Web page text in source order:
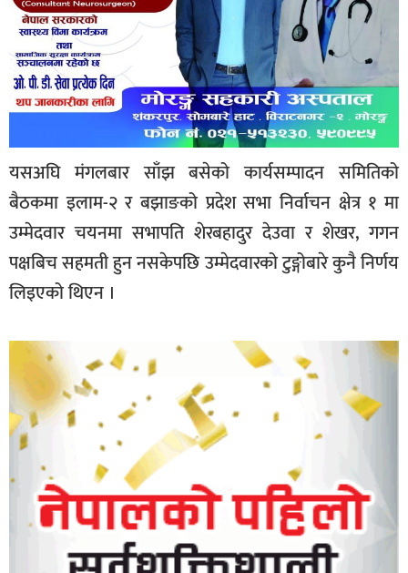
यसअघि मंगलबार साँझ बसेको कार्यसम्पादन समितिको
बैठकमा इलाम-२ र बझाङको प्रदेश सभा निर्वाचन क्षेत्र १ मा
उम्मेदवार चयनमा सभापति शेरबहादुर देउवा र शेखर, गगन
पक्षबिच सहमती हुन नसकेपछि उम्मेदवारको टुङ्गोबारे कुनै निर्णय
लिइएको थिएन ।